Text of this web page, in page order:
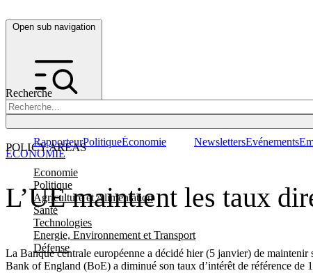
Open sub navigation
Recherche
POLICY AREAS
Economie
Politique
Agriculture et Alimentation
Santé
Technologies
Energie, Environnement et Transport
Défense
RapporteurPolitiqueÉconomie NewslettersEvénements
L’UE maintient les taux
La Banque centrale européenne a décidé hier (5 janvier) de
Bank of England (BoE) a diminué son taux d’intérêt de référence de
ÉCONOMIE